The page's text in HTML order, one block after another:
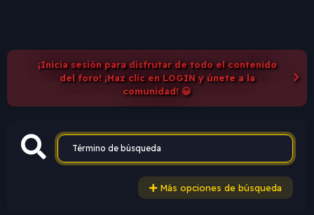
¡Inicia sesión para disfrutar de todo el contenido
del foro! ¡Haz clic en LOGIN y únete a la
comunidad! 😀
Más opciones de búsqueda